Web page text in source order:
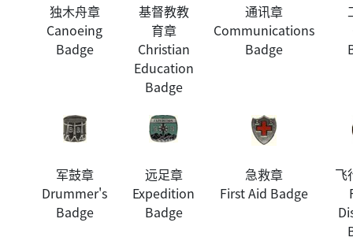
独木舟章
Canoeing
Badge
基督教教
育章
Christian
Education
Badge
通讯章
Communications
Badge
军鼓章
Drummer's
Badge
远足章
Expedition
Badge
急救章
First Aid Badge
飞